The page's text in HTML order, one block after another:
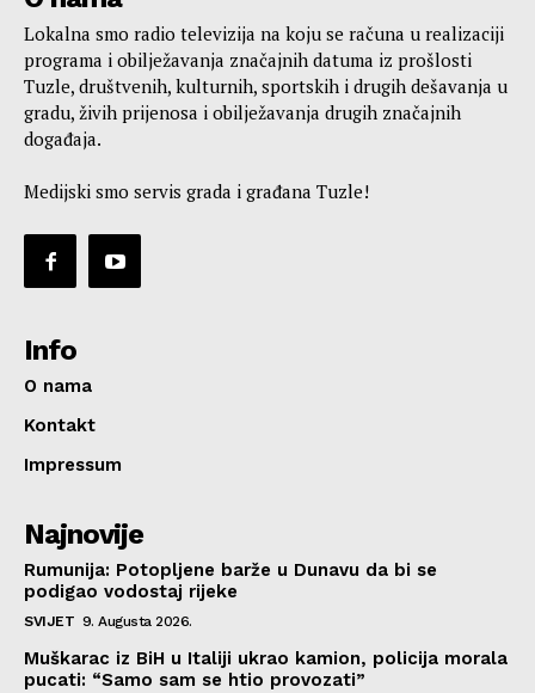
Lokalna smo radio televizija na koju se računa u realizaciji
programa i obilježavanja značajnih datuma iz prošlosti
Tuzle, društvenih, kulturnih, sportskih i drugih dešavanja u
gradu, živih prijenosa i obilježavanja drugih značajnih
događaja.
Medijski smo servis grada i građana Tuzle!
Info
O nama
Kontakt
Impressum
Najnovije
Rumunija: Potopljene barže u Dunavu da bi se
podigao vodostaj rijeke
SVIJET 9. Augusta 2026.
Muškarac iz BiH u Italiji ukrao kamion, policija morala
pucati: “Samo sam se htio provozati”